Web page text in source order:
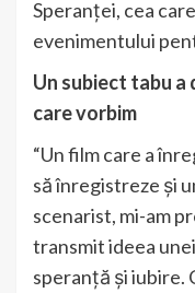
Speranței, cea
evenimentului
Un subiect tabu
care vorbim
“Un film care a
să înregistreze și
scenarist, mi-am
transmit ideea
speranță și iubire.